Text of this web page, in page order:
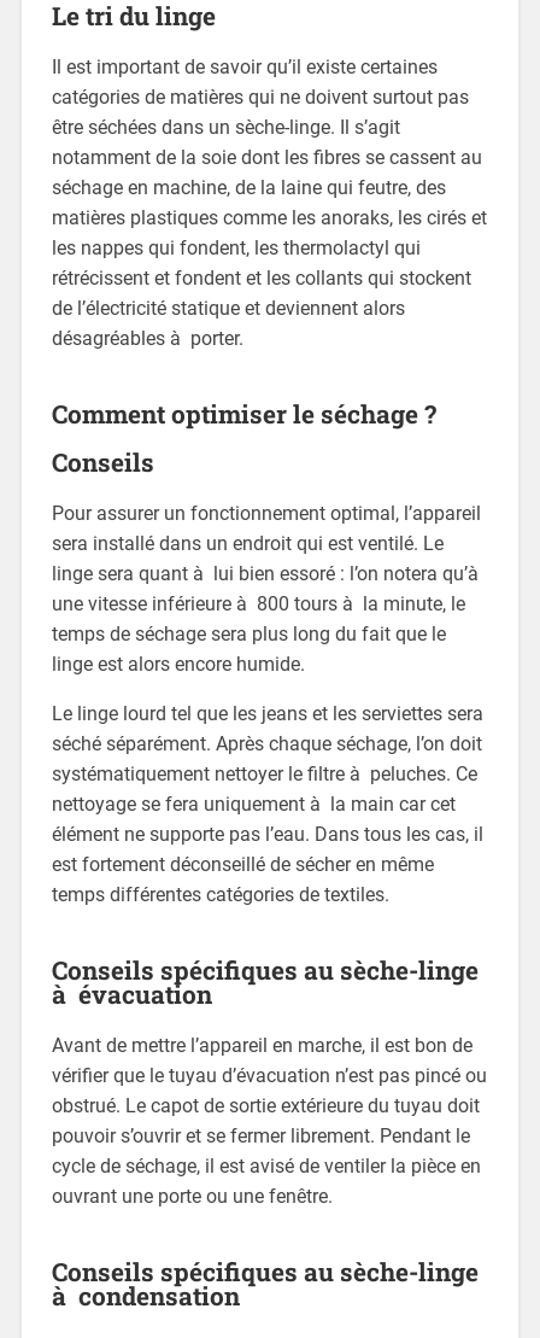
Le tri du linge
Il est important de savoir qu’il existe certaines
catégories de matières qui ne doivent surtout pas
être séchées dans un sèche-linge. Il s’agit
notamment de la soie dont les fibres se cassent au
séchage en machine, de la laine qui feutre, des
matières plastiques comme les anoraks, les cirés et
les nappes qui fondent, les thermolactyl qui
rétrécissent et fondent et les collants qui stockent
de l’électricité statique et deviennent alors
désagréables à porter.
Comment optimiser le séchage ?
Conseils
Pour assurer un fonctionnement optimal, l’appareil
sera installé dans un endroit qui est ventilé. Le
linge sera quant à lui bien essoré : l’on notera qu’à
une vitesse inférieure à 800 tours à la minute, le
temps de séchage sera plus long du fait que le
linge est alors encore humide.
Le linge lourd tel que les jeans et les serviettes sera
séché séparément. Après chaque séchage, l’on doit
systématiquement nettoyer le filtre à peluches. Ce
nettoyage se fera uniquement à la main car cet
élément ne supporte pas l’eau. Dans tous les cas, il
est fortement déconseillé de sécher en même
temps différentes catégories de textiles.
Conseils spécifiques au sèche-linge
à évacuation
Avant de mettre l’appareil en marche, il est bon de
vérifier que le tuyau d’évacuation n’est pas pincé ou
obstrué. Le capot de sortie extérieure du tuyau doit
pouvoir s’ouvrir et se fermer librement. Pendant le
cycle de séchage, il est avisé de ventiler la pièce en
ouvrant une porte ou une fenêtre.
Conseils spécifiques au sèche-linge
à condensation